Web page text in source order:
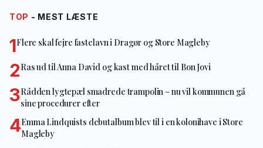
TOP - MEST LÆSTE
1Flere skal fejre fastelavn i Dragør og Store Magleby
2Ras ud til Anna David og kast med håret til Bon Jovi
3Rådden lygtepæl smadrede trampolin – nu vil kommunen gå
sine procedurer efter
4Emma Lindquists debutalbum blev til i en kolonihave i Store
Magleby